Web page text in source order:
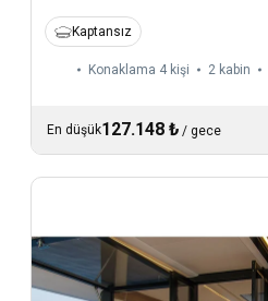
Kaptansız
Konaklama 4 kişi 2 kabin
En düşük127.148 ₺ / gece